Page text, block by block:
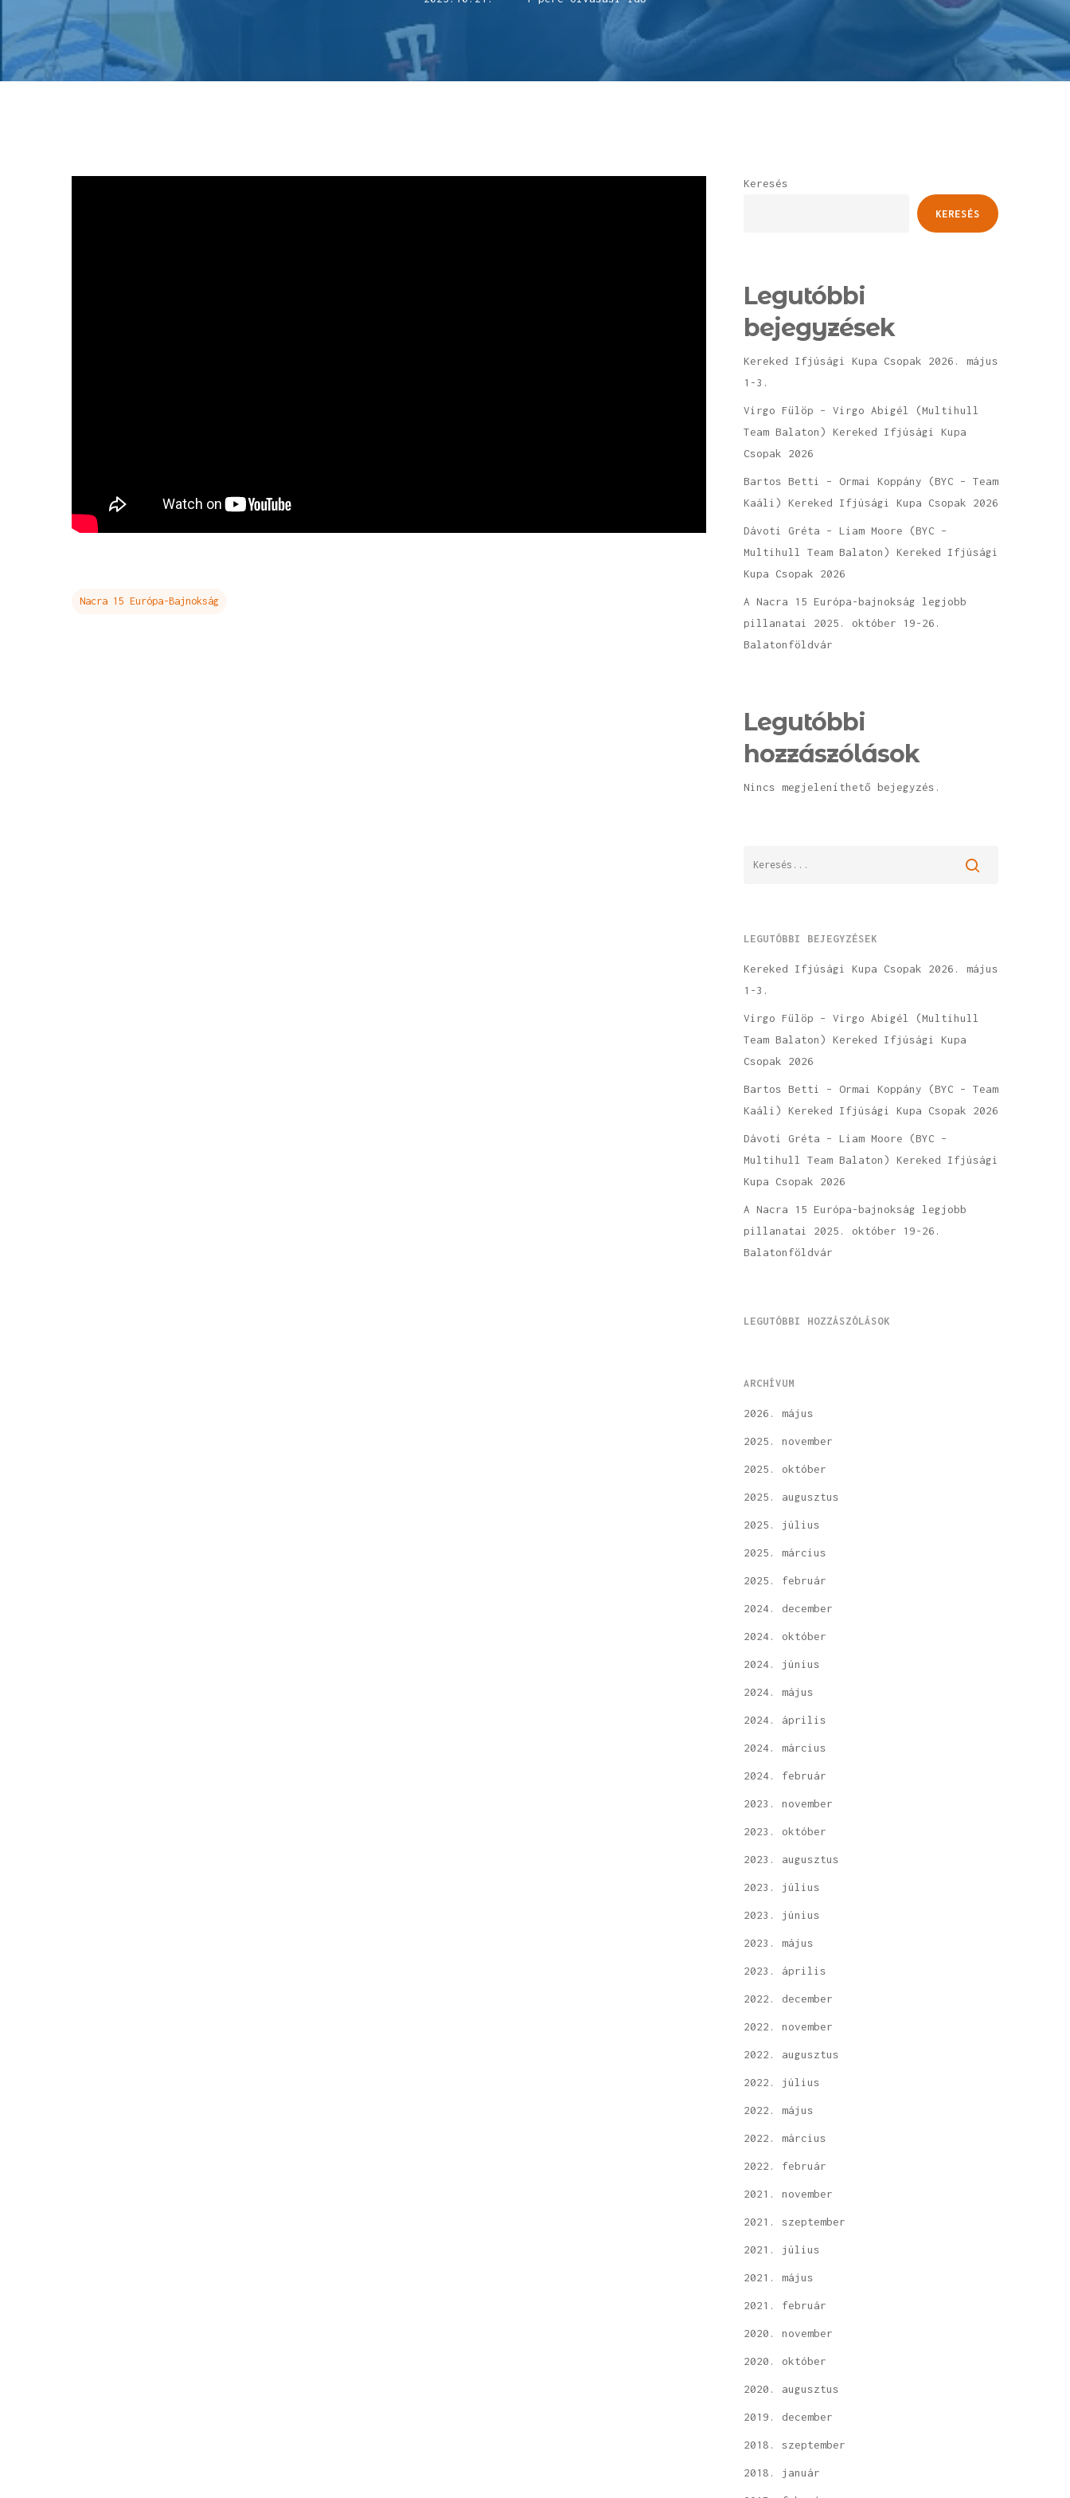
Nacra 15 Európa-Bajnokság
Keresés
KERESÉS
Legutóbbi
bejegyzések
Kereked Ifjúsági Kupa Csopak 2026. május
1-3.
Virgo Fülöp – Virgo Abigél (Multihull
Team Balaton) Kereked Ifjúsági Kupa
Csopak 2026
Bartos Betti – Ormai Koppány (BYC – Team
Kaáli) Kereked Ifjúsági Kupa Csopak 2026
Dávoti Gréta – Liam Moore (BYC –
Multihull Team Balaton) Kereked Ifjúsági
Kupa Csopak 2026
A Nacra 15 Európa-bajnokság legjobb
pillanatai 2025. október 19-26.
Balatonföldvár
Legutóbbi
hozzászólások
Nincs megjeleníthető bejegyzés.
LEGUTÓBBI BEJEGYZÉSEK
Kereked Ifjúsági Kupa Csopak 2026. május
1-3.
Virgo Fülöp – Virgo Abigél (Multihull
Team Balaton) Kereked Ifjúsági Kupa
Csopak 2026
Bartos Betti – Ormai Koppány (BYC – Team
Kaáli) Kereked Ifjúsági Kupa Csopak 2026
Dávoti Gréta – Liam Moore (BYC –
Multihull Team Balaton) Kereked Ifjúsági
Kupa Csopak 2026
A Nacra 15 Európa-bajnokság legjobb
pillanatai 2025. október 19-26.
Balatonföldvár
LEGUTÓBBI HOZZÁSZÓLÁSOK
ARCHÍVUM
2026. május
2025. november
2025. október
2025. augusztus
2025. július
2025. március
2025. február
2024. december
2024. október
2024. június
2024. május
2024. április
2024. március
2024. február
2023. november
2023. október
2023. augusztus
2023. július
2023. június
2023. május
2023. április
2022. december
2022. november
2022. augusztus
2022. július
2022. május
2022. március
2022. február
2021. november
2021. szeptember
2021. július
2021. május
2021. február
2020. november
2020. október
2020. augusztus
2019. december
2018. szeptember
2018. január